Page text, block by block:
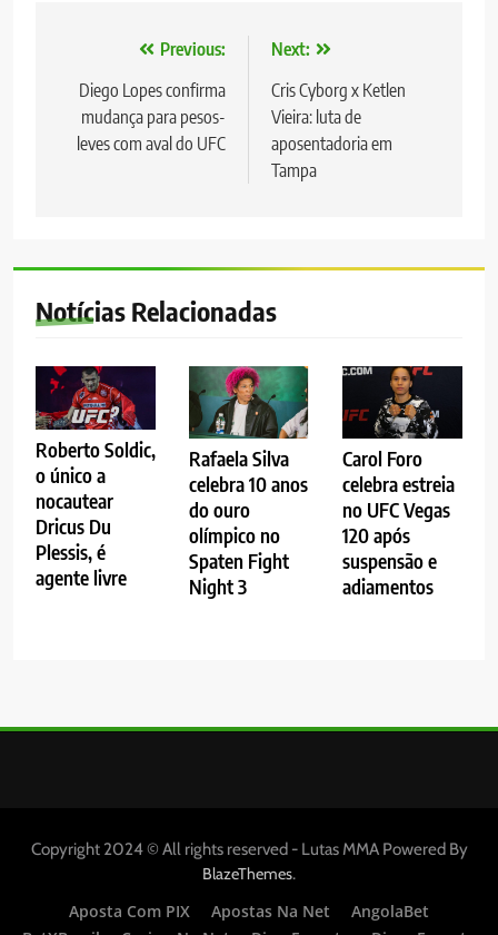
Navegação
de
Post
Previous:
Diego Lopes confirma
mudança para pesos-
leves com aval do UFC
Next:
Cris Cyborg x Ketlen
Vieira: luta de
aposentadoria em
Tampa
Notícias Relacionadas
Roberto Soldic,
o único a
nocautear
Dricus Du
Plessis, é
agente livre
Rafaela Silva
celebra 10 anos
do ouro
olímpico no
Spaten Fight
Night 3
Carol Foro
celebra estreia
no UFC Vegas
120 após
suspensão e
adiamentos
Copyright 2024 © All rights reserved - Lutas MMA Powered By
BlazeThemes.
Aposta Com PIX
Apostas Na Net
AngolaBet